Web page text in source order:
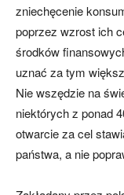
zniechęcenie
poprzez wzrost ich
środków
uznać za tym
Nie wszędzie na
niektórych z ponad
otwarcie za cel
państwa, a nie